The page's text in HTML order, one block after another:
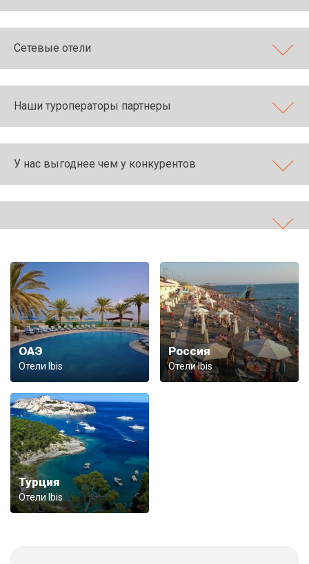
Сетевые отели
Наши туроператоры партнеры
У нас выгоднее чем у конкурентов
ОАЭ
Отели Ibis
Россия
Отели Ibis
Турция
Отели Ibis